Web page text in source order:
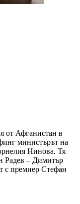
от Афганистан в
министърът на
Нинова. Тя
Радев – Димитър
с премиер Стефан